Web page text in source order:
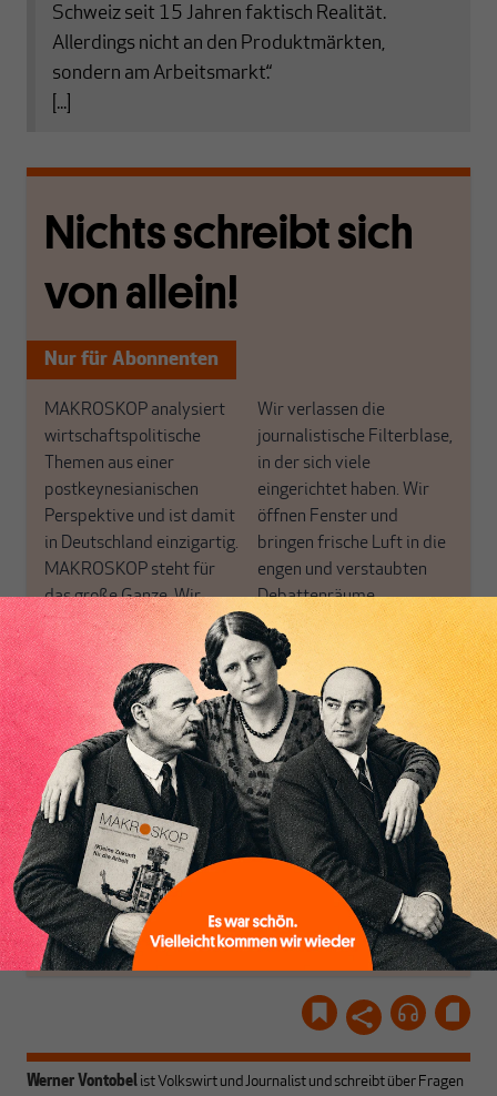
Schweiz seit 15 Jahren faktisch Realität.
Allerdings nicht an den Produktmärkten,
sondern am Arbeitsmarkt.“
[...]
Nichts schreibt sich
von allein!
Nur für Abonnenten
MAKROSKOP analysiert
wirtschaftspolitische
Themen aus einer
postkeynesianischen
Perspektive und ist damit
in Deutschland einzigartig.
MAKROSKOP steht für
das große Ganze. Wir
haben einen Blick auf
Geld, Wirtschaft und
Politik, den Sie so
woanders nicht finden.
Dabei leben wir von
unseren Autoren, ihren
Recherchen, ihrem Wissen
und ihrem Enthusiasmus.
Gemeinsam scheren wir
aus den schmaler
werdenden Leitplanken
des Denkens aus.
Wir verlassen die
journalistische Filterblase,
in der sich viele
eingerichtet haben. Wir
öffnen Fenster und
bringen frische Luft in die
engen und verstaubten
Debattenräume.
Brauchen Sie auch frische
Luft? Dann folgen Sie
einfach dem Button.
ABONNIEREN SIE
MAKROSKOP
Schon Abonnent? Dann
einloggen!
Werner Vontobel ist Volkswirt und Journalist und schreibt über Fragen